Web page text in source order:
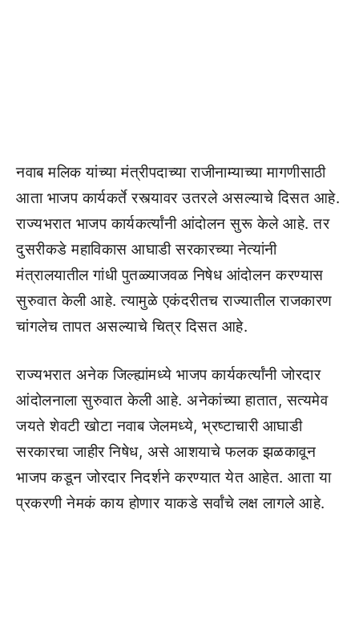
नवाब मलिक यांच्या मंत्रीपदाच्या राजीनाम्याच्या मागणीसाठी
आता भाजप कार्यकर्ते रस्त्यावर उतरले असल्याचे दिसत आहे.
राज्यभरात भाजप कार्यकर्त्यांनी आंदोलन सुरू केले आहे. तर
दुसरीकडे महाविकास आघाडी सरकारच्या नेत्यांनी
मंत्रालयातील गांधी पुतळ्याजवळ निषेध आंदोलन करण्यास
सुरुवात केली आहे. त्यामुळे एकंदरीतच राज्यातील राजकारण
चांगलेच तापत असल्याचे चित्र दिसत आहे.
राज्यभरात अनेक जिल्ह्यांमध्ये भाजप कार्यकर्त्यांनी जोरदार
आंदोलनाला सुरुवात केली आहे. अनेकांच्या हातात, सत्यमेव
जयते शेवटी खोटा नवाब जेलमध्ये, भ्रष्टाचारी आघाडी
सरकारचा जाहीर निषेध, असे आशयाचे फलक झळकावून
भाजप कडून जोरदार निदर्शने करण्यात येत आहेत. आता या
प्रकरणी नेमकं काय होणार याकडे सर्वांचे लक्ष लागले आहे.